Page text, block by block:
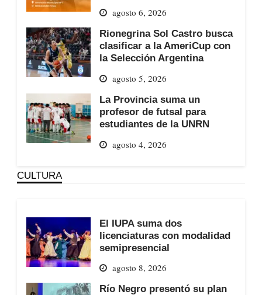
agosto 6, 2026
Rionegrina Sol Castro busca
clasificar a la AmeriCup con
la Selección Argentina
agosto 5, 2026
La Provincia suma un
profesor de futsal para
estudiantes de la UNRN
agosto 4, 2026
CULTURA
El IUPA suma dos
licenciaturas con modalidad
semipresencial
agosto 8, 2026
Río Negro presentó su plan